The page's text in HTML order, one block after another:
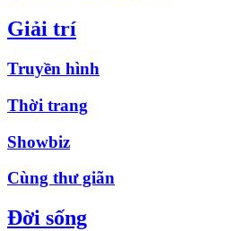
Giải trí
Truyền hình
Thời trang
Showbiz
Cùng thư giãn
Đời sống